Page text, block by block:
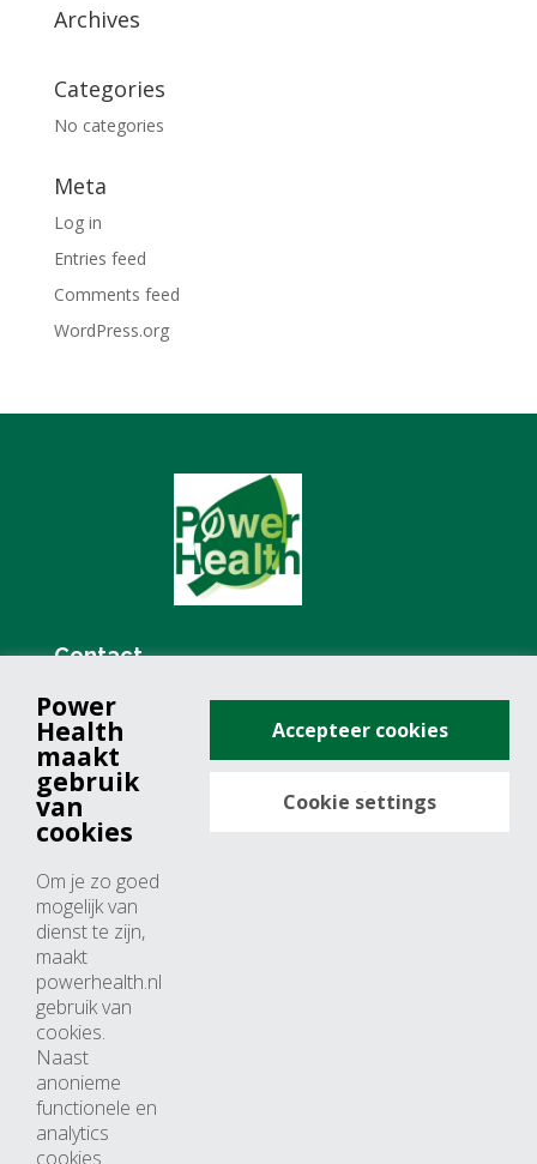
Archives
Categories
No categories
Meta
Log in
Entries feed
Comments feed
WordPress.org
Contact
+31 (0)76 571 19 68
info@powerhealth.nl
Adresse
4817 ZH breda
Nederland
Horaires d’ouvertures
Du lundi au jeudi: 09:00 – 17:00
Vendredi: 09:00 – 15:00
Power
Health
maakt
gebruik
van
cookies
Om je zo goed
mogelijk van
dienst te zijn,
maakt
powerhealth.nl
gebruik van
cookies.
Naast
anonieme
functionele en
analytics
cookies
Accepteer cookies
Cookie settings